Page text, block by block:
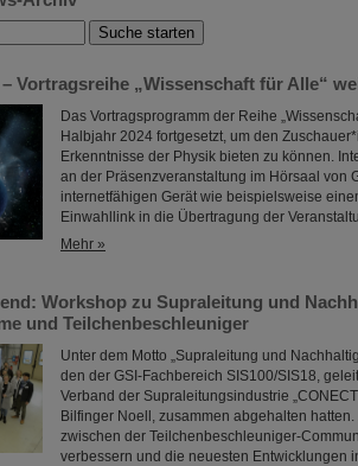
Vortragsreihe „Wissenschaft für Alle“
Das Vortragsprogramm der Reihe
Halbjahr 2024 fortgesetzt, um den
Erkenntnisse der Physik bieten zu können.
an der Präsenzveranstaltung im Hörsaal von
internetfähigen Gerät wie beispielsweise
Einwahllink in die Übertragung der
Mehr »
Workshop zu Supraleitung und
und Teilchenbeschleuniger
Unter dem Motto „Supraleitung und
den der GSI-Fachbereich SIS100/SIS18,
Verband der Supraleitungsindustrie
Bilfinger Noell, zusammen abgehalten
zwischen der Teilchenbeschleuniger-
verbessern und die neuesten Entwicklungen